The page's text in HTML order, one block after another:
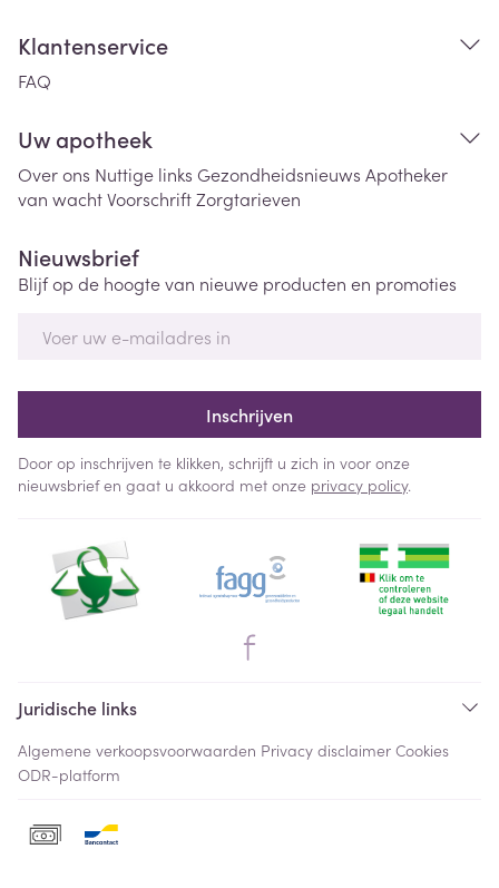
Klantenservice
FAQ
Uw apotheek
Over ons Nuttige links Gezondheidsnieuws Apotheker
van wachtVoorschriftZorgtarieven
Nieuwsbrief
Blijf op de hoogte van nieuwe producten en promoties
Inschrijven
Door op inschrijven te klikken, schrijft u zich in voor onze
nieuwsbrief en gaat u akkoord met onze privacy policy.
Juridische links
Algemene verkoopsvoorwaarden Privacy disclaimer Cookies
ODR-platform